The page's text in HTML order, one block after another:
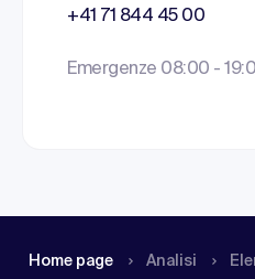
+41 71 844 45 00
Emergenze 08:00 -
Home page Analisi